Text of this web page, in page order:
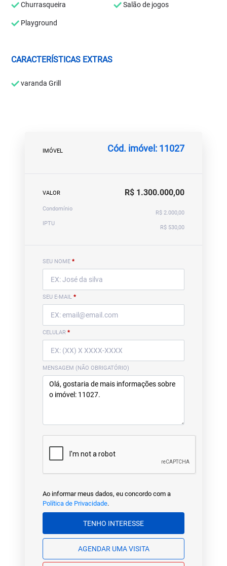
Churrasqueira Salão de jogos
Playground
CARACTERÍSTICAS EXTRAS
varanda Grill
IMÓVEL Cód. imóvel: 11027
VALOR R$ 1.300.000,00
Condomínio
R$ 2.000,00
IPTU
R$ 530,00
SEU NOME *
SEU E-MAIL *
CELULAR *
MENSAGEM (NÃO OBRIGATÓRIO)
Ao informar meus dados, eu concordo com a
Política de Privacidade.
TENHO INTERESSE
AGENDAR UMA VISITA